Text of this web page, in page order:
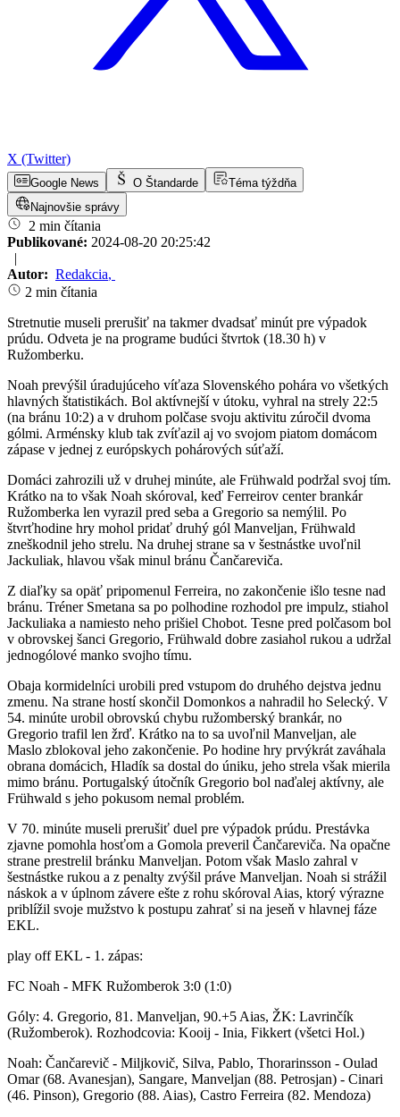
X (Twitter)
Google News O Štandarde
Téma týždňa
Najnovšie správy
2 min čítania
Publikované: 2024-08-20 20:25:42
|
Autor: Redakcia,
2 min čítania
Stretnutie museli prerušiť na takmer dvadsať minút pre výpadok
prúdu. Odveta je na programe budúci štvrtok (18.30 h) v
Ružomberku.
Noah prevýšil úradujúceho víťaza Slovenského pohára vo všetkých
hlavných štatistikách. Bol aktívnejší v útoku, vyhral na strely 22:5
(na bránu 10:2) a v druhom polčase svoju aktivitu zúročil dvoma
gólmi. Arménsky klub tak zvíťazil aj vo svojom piatom domácom
zápase v jednej z európskych pohárových súťaží.
Domáci zahrozili už v druhej minúte, ale Frühwald podržal svoj tím.
Krátko na to však Noah skóroval, keď Ferreirov center brankár
Ružomberka len vyrazil pred seba a Gregorio sa nemýlil. Po
štvrťhodine hry mohol pridať druhý gól Manveljan, Frühwald
zneškodnil jeho strelu. Na druhej strane sa v šestnástke uvoľnil
Jackuliak, hlavou však minul bránu Čančareviča.
Z diaľky sa opäť pripomenul Ferreira, no zakončenie išlo tesne nad
bránu. Tréner Smetana sa po polhodine rozhodol pre impulz, stiahol
Jackuliaka a namiesto neho prišiel Chobot. Tesne pred polčasom bol
v obrovskej šanci Gregorio, Frühwald dobre zasiahol rukou a udržal
jednogólové manko svojho tímu.
Obaja kormidelníci urobili pred vstupom do druhého dejstva jednu
zmenu. Na strane hostí skončil Domonkos a nahradil ho Selecký. V
54. minúte urobil obrovskú chybu ružomberský brankár, no
Gregorio trafil len žrď. Krátko na to sa uvoľnil Manveljan, ale
Maslo zblokoval jeho zakončenie. Po hodine hry prvýkrát zaváhala
obrana domácich, Hladík sa dostal do úniku, jeho strela však mierila
mimo bránu. Portugalský útočník Gregorio bol naďalej aktívny, ale
Frühwald s jeho pokusom nemal problém.
V 70. minúte museli prerušiť duel pre výpadok prúdu. Prestávka
zjavne pomohla hosťom a Gomola preveril Čančareviča. Na opačne
strane prestrelil bránku Manveljan. Potom však Maslo zahral v
šestnástke rukou a z penalty zvýšil práve Manveljan. Noah si strážil
náskok a v úplnom závere ešte z rohu skóroval Aias, ktorý výrazne
priblížil svoje mužstvo k postupu zahrať si na jeseň v hlavnej fáze
EKL.
play off EKL - 1. zápas:
FC Noah - MFK Ružomberok 3:0 (1:0)
Góly: 4. Gregorio, 81. Manveljan, 90.+5 Aias, ŽK: Lavrinčík
(Ružomberok). Rozhodcovia: Kooij - Inia, Fikkert (všetci Hol.)
Noah: Čančarevič - Miljkovič, Silva, Pablo, Thorarinsson - Oulad
Omar (68. Avanesjan), Sangare, Manveljan (88. Petrosjan) - Cinari
(46. Pinson), Gregorio (88. Aias), Castro Ferreira (82. Mendoza)